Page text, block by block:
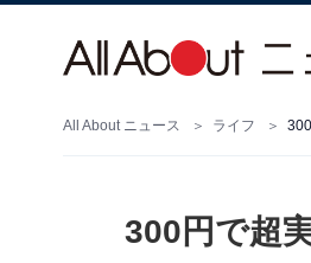
All About ニュース ライフ
300円で超